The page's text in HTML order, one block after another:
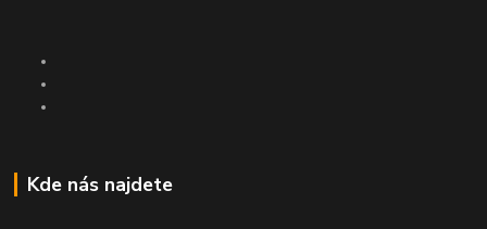
Kde nás najdete